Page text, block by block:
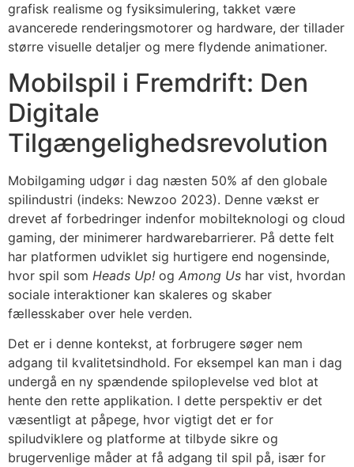
grafisk realisme og fysiksimulering, takket være
avancerede renderingsmotorer og hardware, der tillader
større visuelle detaljer og mere flydende animationer.
Mobilspil i Fremdrift: Den
Digitale
Tilgængelighedsrevolution
Mobilgaming udgør i dag næsten 50% af den globale
spilindustri (indeks: Newzoo 2023). Denne vækst er
drevet af forbedringer indenfor mobilteknologi og cloud
gaming, der minimerer hardwarebarrierer. På dette felt
har platformen udviklet sig hurtigere end nogensinde,
hvor spil som Heads Up! og Among Us har vist, hvordan
sociale interaktioner kan skaleres og skaber
fællesskaber over hele verden.
Det er i denne kontekst, at forbrugere søger nem
adgang til kvalitetsindhold. For eksempel kan man i dag
undergå en ny spændende spiloplevelse ved blot at
hente den rette applikation. I dette perspektiv er det
væsentligt at påpege, hvor vigtigt det er for
spiludviklere og platforme at tilbyde sikre og
brugervenlige måder at få adgang til spil på, især for